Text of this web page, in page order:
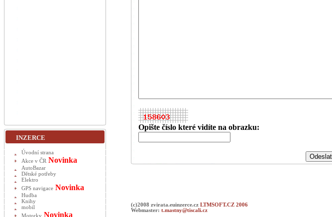
Opište číslo které vidíte na obrazku:
(c)2008 zvirata.euinzerce.cz LTMSOFT.CZ 2006
Webmaster: t.mastny@tiscali.cz
INZERCE
Úvodní strana
Akce v ČR Novinka
AutoBazar
Dětské potřeby
Elektro
GPS navigace Novinka
Hudba
Knihy
mobil
Motorky Novinka